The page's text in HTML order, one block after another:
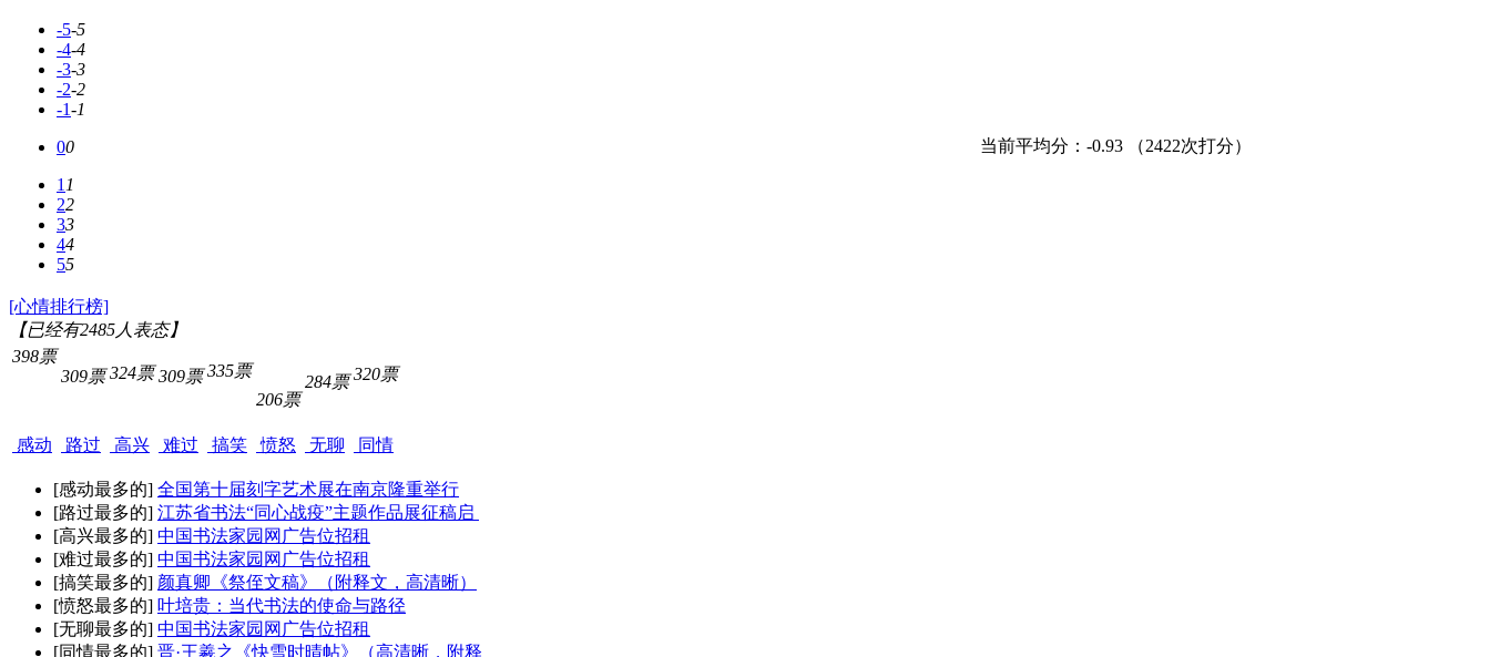
-5-5
-4-4
-3-3
-2-2
-1-1
00
11
22
33
44
55
当前平均分： -0.93 （2422次打分）
[心情排行榜]
【已经有2485人表态】
398票
感动
309票
路过
324票
高兴
309票
难过
335票
搞笑
206票
愤怒
284票
无聊
320票
同情
[感动最多的] 全国第十届刻字艺术展在南京隆重举行
[路过最多的] 江苏省书法“同心战疫”主题作品展征稿启
[高兴最多的] 中国书法家园网广告位招租
[难过最多的] 中国书法家园网广告位招租
[搞笑最多的] 颜真卿《祭侄文稿》（附释文，高清晰）
[愤怒最多的] 叶培贵：当代书法的使命与路径
[无聊最多的] 中国书法家园网广告位招租
[同情最多的] 晋·王羲之《快雪时晴帖》（高清晰，附释